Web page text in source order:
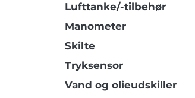
Lufttanke/-tilbehør
Manometer
Skilte
Tryksensor
Vand og olieudskiller